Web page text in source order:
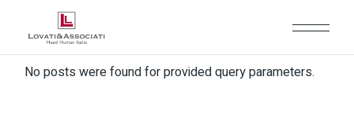
No posts were found for provided query parameters.